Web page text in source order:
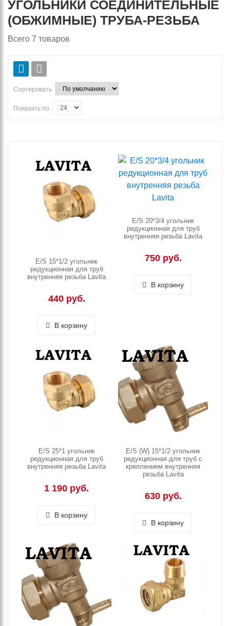
УГОЛЬНИКИ СОЕДИНИТЕЛЬНЫЕ
(ОБЖИМНЫЕ) ТРУБА-РЕЗЬБА
Всего 7 товаров
Сортировать
Показать по
E/S 15*1/2 угольник
редукционная для труб
внутренняя резьба Lavita
440 руб.
В корзину
E/S 20*3/4 угольник
редукционная для труб
внутренняя резьба Lavita
750 руб.
В корзину
E/S 25*1 угольник
редукционная для труб
внутренняя резьба Lavita
1 190 руб.
В корзину
E/S (W) 15*1/2 угольник
редукционная для труб с
креплением внутренняя
резьба Lavita
630 руб.
В корзину